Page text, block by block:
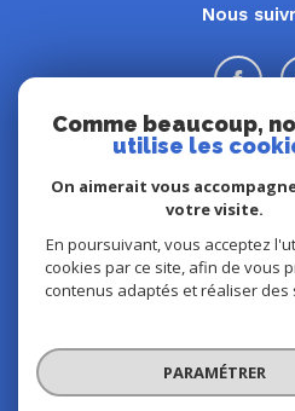
Nous
© 2026 | Tous droits réservés |
Comme beaucoup,
utilise les
On aimerait vous
votre visite.
En poursuivant, vous acceptez
cookies par ce site, afin de vous
contenus adaptés et réaliser des
PARAMÉTRER